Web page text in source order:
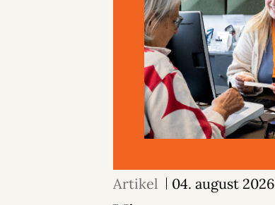
Artikel 04. august 2026